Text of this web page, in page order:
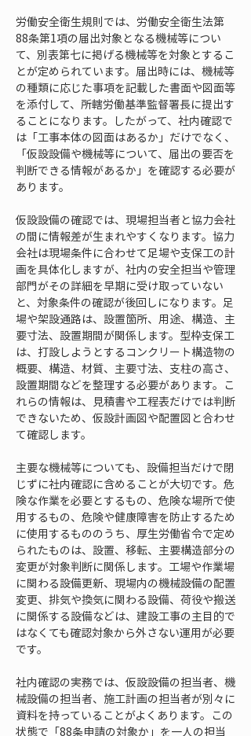
労働安全衛生規則では、労働安全衛生法第
88条第1項の届出対象となる機械等につい
て、別表第七に掲げる機械等を対象とするこ
とが定められています。届出時には、機械等
の種類に応じた事項を記載した書面や図面等
を添付して、所轄労働基準監督署長に提出す
ることになります。したがって、社内確認で
は「工事本体の図面はあるか」だけでなく、
「仮設設備や機械等について、届出の要否を
判断できる情報があるか」を確認する必要が
あります。
仮設設備の確認では、現場担当者と協力会社
の間に情報差が生まれやすくなります。協力
会社は現場条件に合わせて足場や支保工の計
画を具体化しますが、社内の安全担当や管理
部門がその詳細を早期に受け取っていない
と、対象条件の確認が後回しになります。足
場や架設通路は、設置箇所、用途、構造、主
要寸法、設置期間が関係します。型枠支保工
は、打設しようとするコンクリート構造物の
概要、構造、材質、主要寸法、支柱の高さ、
設置期間などを整理する必要があります。こ
れらの情報は、見積書や工程表だけでは判断
できないため、仮設計画図や配置図と合わせ
て確認します。
主要な機械等についても、設備担当だけで閉
じずに社内確認に含めることが大切です。危
険な作業を必要とするもの、危険な場所で使
用するもの、危険や健康障害を防止するため
に使用するもののうち、厚生労働省令で定め
られたものは、設置、移転、主要構造部分の
変更が対象判断に関係します。工場や作業場
に関わる設備更新、現場内の機械設備の配置
変更、排気や換気に関わる設備、荷役や搬送
に関係する設備などは、建設工事の主目的で
はなくても確認対象から外さない運用が必要
です。
社内確認の実務では、仮設設備の担当者、機
械設備の担当者、施工計画の担当者が別々に
資料を持っていることがよくあります。この
状態で「88条申請の対象か」を一人の担当